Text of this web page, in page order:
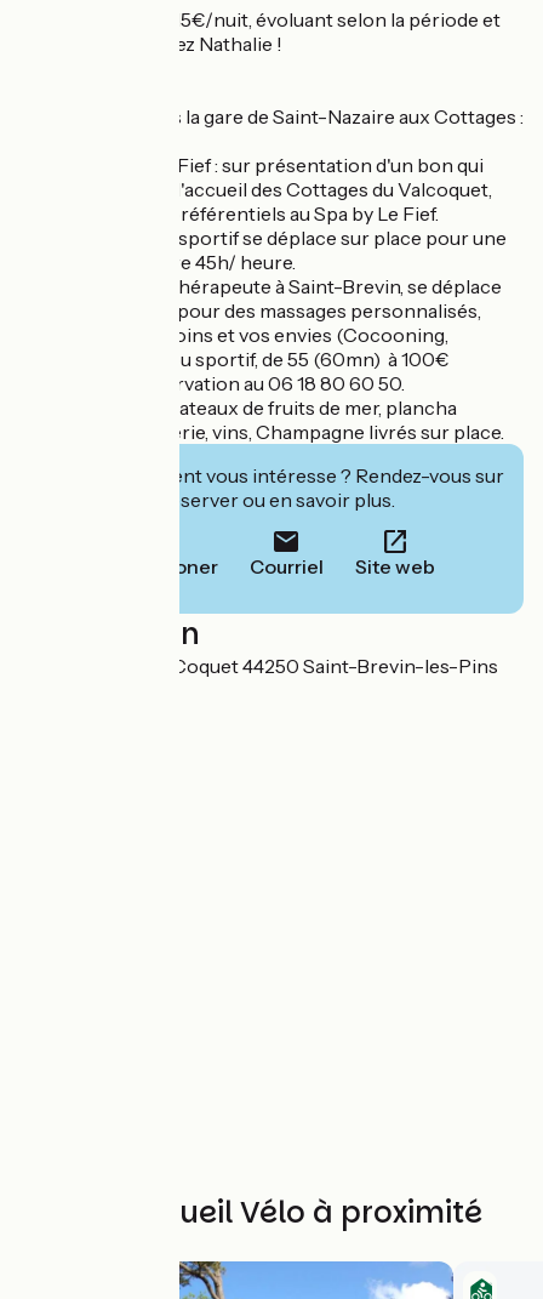
Tarifs à partir de 115€/nuit, évoluant selon la période et
sur devis, contactez Nathalie !
- la navette depuis la gare de Saint-Nazaire aux Cottages :
- l'offre Spa by Le Fief : sur présentation d'un bon qui
vous sera remis à l'accueil des Cottages du Valcoquet,
profitez de tarifs préférentiels au Spa by Le Fief.
- Similien Coatch sportif se déplace sur place pour une
séance d’une heure 45h/ heure.
- Antoine, massothérapeute à Saint-Brevin, se déplace
dans les cottages pour des massages personnalisés,
adaptés à vos besoins et vos envies (Cocooning,
suédois, tonique ou sportif, de 55 (60mn) à 100€
(120mn)) sur réservation au 06 18 80 60 50.
- commande de plateaux de fruits de mer, plancha
fromage/charcuterie, vins, Champagne livrés sur place.
Cet établissement vous intéresse ? Rendez-vous sur
leur site pour réserver ou en savoir plus.
Téléphoner Courriel Site web
Localisation
10 Avenue du Val Coquet 44250 Saint-Brevin-les-Pins
Autres Accueil Vélo à proximité